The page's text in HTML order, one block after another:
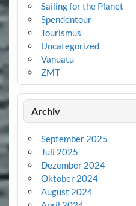
Sailing for the Planet
Spendentour
Tourismus
Uncategorized
Vanuatu
ZMT
Archiv
September 2025
Juli 2025
Dezember 2024
Oktober 2024
August 2024